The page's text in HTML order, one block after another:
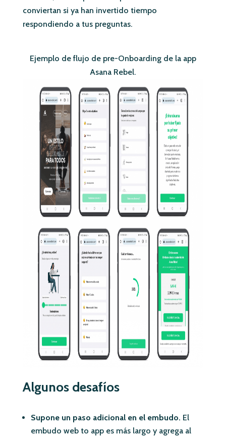
conviertan si ya han invertido tiempo
respondiendo a tus preguntas.
Ejemplo de flujo de pre-Onboarding de la app
Asana Rebel.
Algunos desafíos
Supone un paso adicional en el embudo. El
embudo web to app es más largo y agrega al